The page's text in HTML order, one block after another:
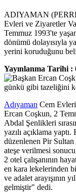
ADIYAMAN
Evleri ve Ziyaretler
Temmuz 1993'te
dönümü dolayısıyla
yerini koruduğunu
Yayınlanma Tarihi :
Adıyaman Cem
Ercan Coşkun, 2
Abdal Şenlikleri
yazılı açıklama
düzenlenen Pir
ateşe verilmesi
2 otel çalışanının
en kara lekelerinden
ve adalet arayışının
gelmiştir" dedi.